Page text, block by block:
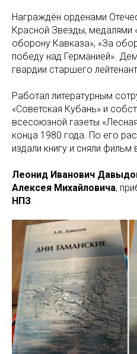
Награждён орденами
Красной Звезды, медалями
оборону Кавказа», «За
победу над Германией».
гвардии старшего
Работал литературным
«Советская Кубань» и
всесоюзной газеты
конца 1980 года. По его
издали книгу и сняли
Леонид Иванович
Алексея Михайловича,
НПЗ.